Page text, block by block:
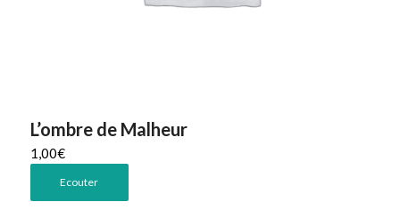
L’ombre de Malheur
1,00€
Ecouter